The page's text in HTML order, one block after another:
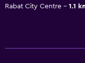
Rabat City Centre
1.1